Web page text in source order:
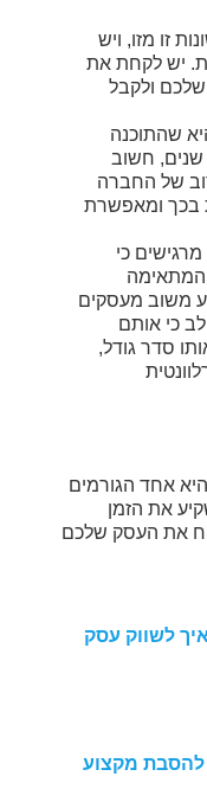
זו מזו, ויש
יש לקחת את
ולקבל
שהתוכנה
חשוב
של החברה
בכך ומאפשרת
כי
המתאימה
משוב מעסקים
כי אותם
סדר גודל,
אחד הגורמים
את הזמן
את העסק שלכם
לשווק עסק
מקצוע